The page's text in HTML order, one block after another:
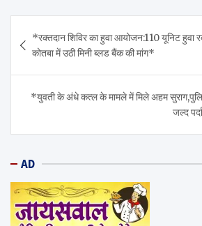
navigation
*रक्तदान शिविर का हुवा आयोजन:110 यूनिट हुवा
कोतबा में उठी मिनी ब्लड बैंक की मांग*
*युवती के अंधे कत्ल के मामले में मिले अहम
जल्द
AD